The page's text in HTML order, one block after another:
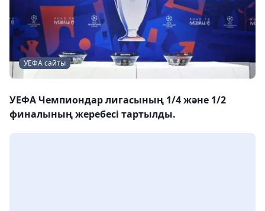
УЕФА сайты
УЕФА Чемпиондар лигасының 1/4 және 1/2
финалының жеребесі тартылды.